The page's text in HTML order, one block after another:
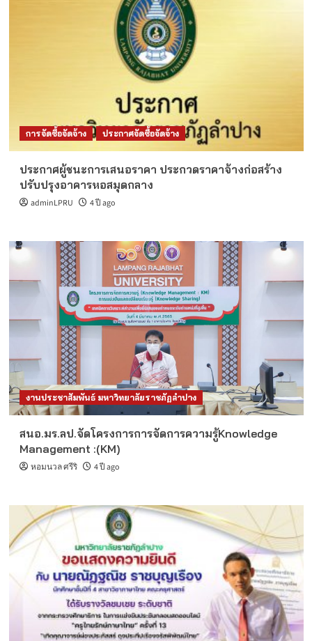
การจัดซื้อจัดจ้าง ประกาศจัดซื้อจัดจ้าง
ประกาศผู้ชนะการเสนอราคา ประกวดราคาจ้างก่อสร้าง
ปรับปรุงอาคารหอสมุดกลาง
adminLPRU 4 ปี ago
งานประชาสัมพันธ์ มหาวิทยาลัยราชภัฏลำปาง
สนอ.มร.ลป.จัดโครงการการจัดการความรู้Knowledge
Management :(KM)
หอมนวล ศรีริ 4 ปี ago